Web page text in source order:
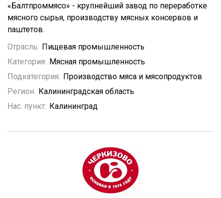
«Балтпроммясо» - крупнейший завод по переработке
мясного сырья, производству мясных консервов и
паштетов.
Отрасль: Пищевая промышленность
Категория: Мясная промышленность
Подкатегория: Производство мяса и мясопродуктов
Регион: Калининградская область
Нас. пункт: Калининград